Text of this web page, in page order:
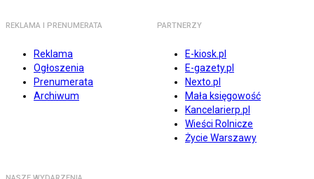
REKLAMA I PRENUMERATA
Reklama
Ogłoszenia
Prenumerata
Archiwum
PARTNERZY
E-kiosk.pl
E-gazety.pl
Nexto.pl
Mała księgowość
Kancelarierp.pl
Wieści Rolnicze
Życie Warszawy